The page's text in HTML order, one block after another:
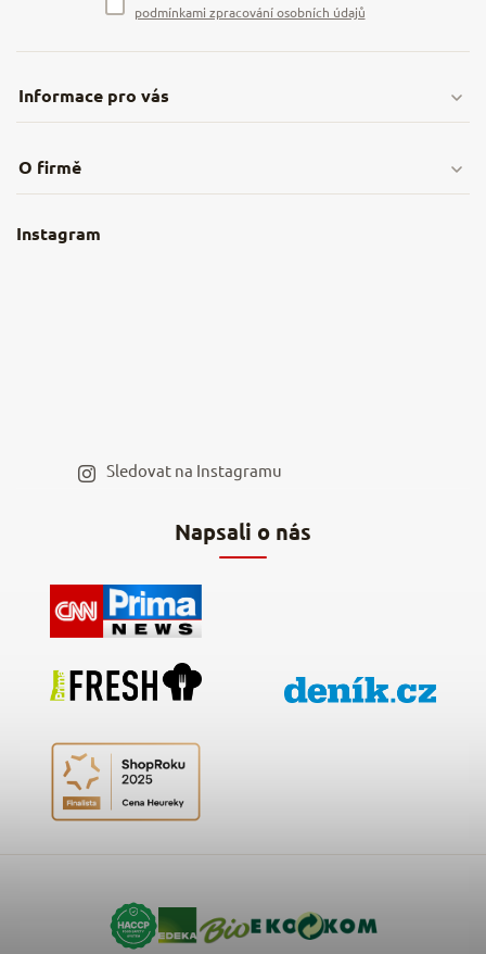
Informace pro vás
Obchodní podmínky
Nejčastější dotazy
podmínkami zpracování osobních údajů
Napsali o nás
Instagram
Sledovat na Instagramu
O firmě
Hodnocení obchodu